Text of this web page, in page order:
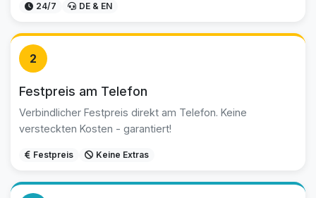
24/7 DE & EN
2
Festpreis am Telefon
Verbindlicher Festpreis direkt am Telefon. Keine
versteckten Kosten - garantiert!
Festpreis Keine Extras